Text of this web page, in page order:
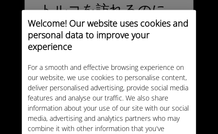
Welcome! Our website uses cookies and
personal data to improve your
experience
For a smooth and effective browsing experience on
our website, we use cookies to personalise content,
deliver personalised advertising, provide social media
features and analyse our traffic. We also share
information about your use of our site with our social
media, advertising and analytics partners who may
combine it with other information that you've
トルコを訪れるのに
最適な時期
02/08/2026